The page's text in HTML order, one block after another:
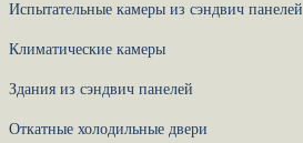
Испытательные камеры из сэндвич панелей
Климатические камеры
Здания из сэндвич панелей
Откатные холодильные двери